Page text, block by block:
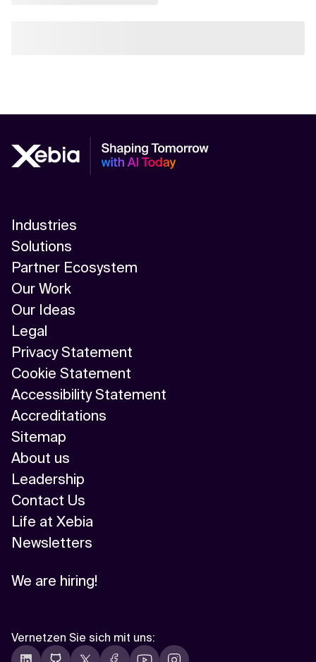
Industries
Solutions
Partner Ecosystem
Our Work
Our Ideas
Legal
Privacy Statement
Cookie Statement
Accessibility Statement
Accreditations
Sitemap
About us
Leadership
Contact Us
Life at Xebia
Newsletters
We are hiring!
Vernetzen Sie sich mit uns: